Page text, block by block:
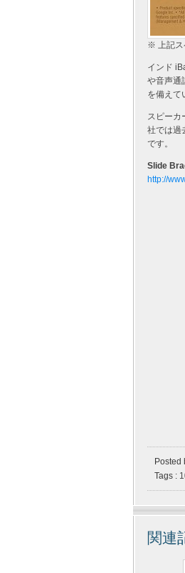
※ 上記ス
インド
や音声通
を備えて
スピーカ
社では過
です。
Slide
http://
Tags :
関連